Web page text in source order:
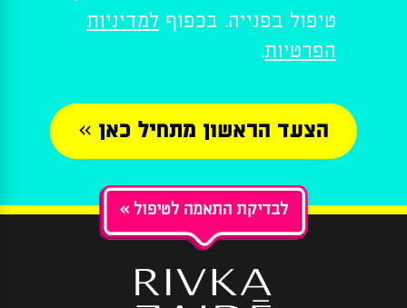
this
field
טיפול בפנייה. בכפוף למדיניות
הפרטיות.
« לבדיקת התאמה לטיפול